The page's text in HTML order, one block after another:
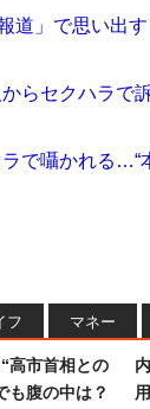
道」で思い出
らセクハラ
で囁かれる…“
フ マネー
高市首相との
も腹の中は？